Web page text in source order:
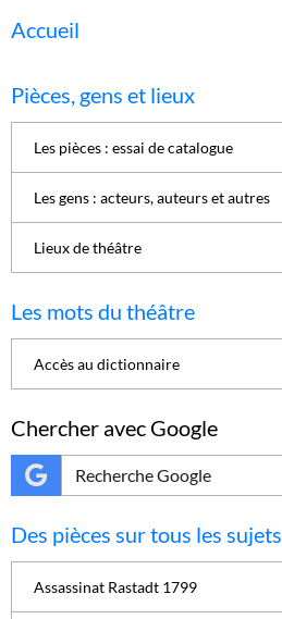
Accueil
Pièces, gens et lieux
Les pièces : essai de catalogue
Les gens : acteurs, auteurs et autres
Lieux de théâtre
Les mots du théâtre
Accès au dictionnaire
Chercher avec Google
Des pièces sur tous les sujets
Assassinat Rastadt 1799